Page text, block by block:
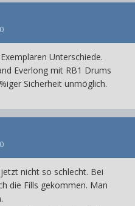
Unterschiede.
Everlong mit RB1 Drums
Sicherheit unmöglich.
nicht so schlecht. Bei
die Fills gekommen. Man